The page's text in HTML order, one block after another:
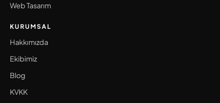
Web Tasarım
KURUMSAL
Hakkımızda
Ekibimiz
Blog
KVKK